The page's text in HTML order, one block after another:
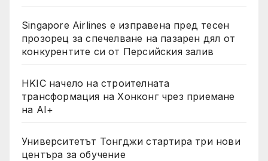
Singapore Airlines е изправена пред тесен
прозорец за спечелване на пазарен дял от
конкурентите си от Персийския залив
HKIC начело на строителната
трансформация на Хонконг чрез приемане
на AI+
Университетът Тонгджи стартира три нови
центъра за обучение